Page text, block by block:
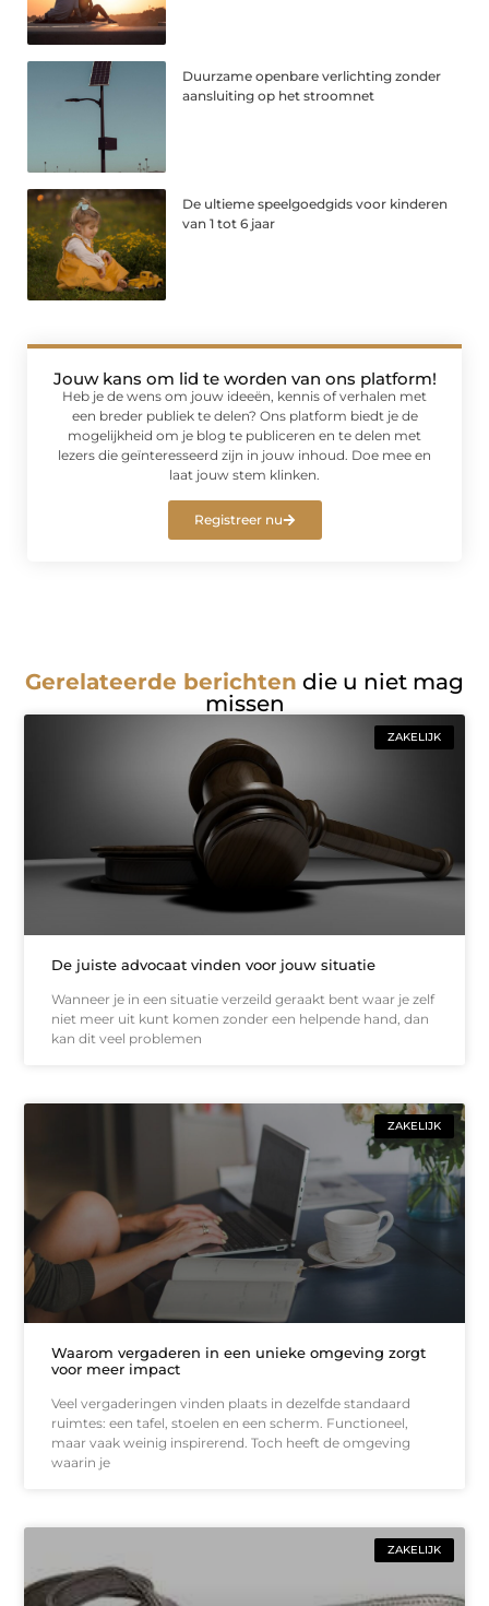
Duurzame openbare verlichting zonder
aansluiting op het stroomnet
De ultieme speelgoedgids voor kinderen
van 1 tot 6 jaar
Jouw kans om lid te worden van ons platform!
Heb je de wens om jouw ideeën, kennis of verhalen met
een breder publiek te delen? Ons platform biedt je de
mogelijkheid om je blog te publiceren en te delen met
lezers die geïnteresseerd zijn in jouw inhoud. Doe mee en
laat jouw stem klinken.
Registreer nu
Gerelateerde berichten die u niet mag
missen
ZAKELIJK
De juiste advocaat vinden voor jouw situatie
Wanneer je in een situatie verzeild geraakt bent waar je zelf
niet meer uit kunt komen zonder een helpende hand, dan
kan dit veel problemen
ZAKELIJK
Waarom vergaderen in een unieke omgeving zorgt
voor meer impact
Veel vergaderingen vinden plaats in dezelfde standaard
ruimtes: een tafel, stoelen en een scherm. Functioneel,
maar vaak weinig inspirerend. Toch heeft de omgeving
waarin je
ZAKELIJK